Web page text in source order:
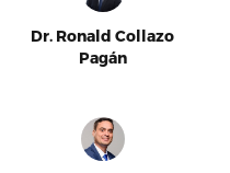
Dr. Ronald Collazo
Pagán